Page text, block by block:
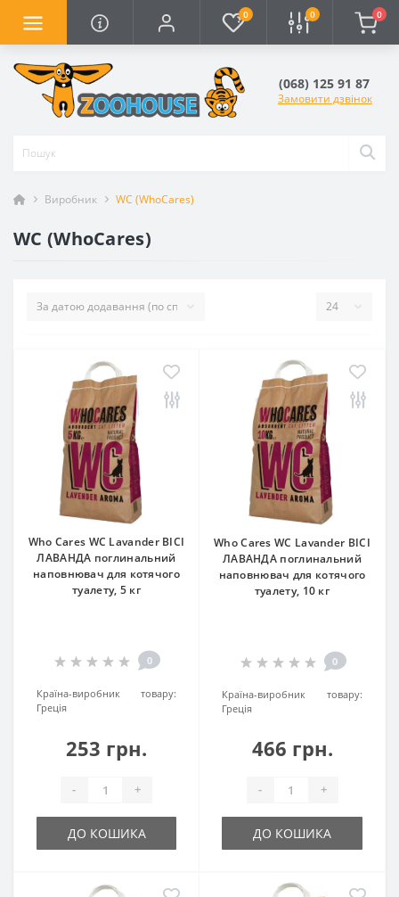
0 0 0
(068) 125 91 87
Замовити дзвінок
Виробник WC (WhoCares)
WC (WhoCares)
Who Cares WC Lavander ВІСІ
ЛАВАНДА поглинальний
наповнювач для котячого
туалету, 5 кг
0
Країна-виробник товару:
Греція
253 грн.
- +
ДО КОШИКА
Who Cares WC Lavander ВІСІ
ЛАВАНДА поглинальний
наповнювач для котячого
туалету, 10 кг
0
Країна-виробник товару:
Греція
466 грн.
- +
ДО КОШИКА